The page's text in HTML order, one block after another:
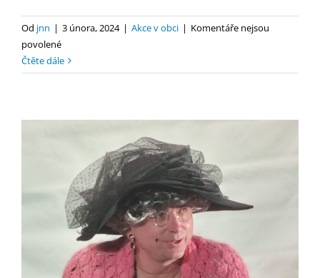
Od jnn | 3 února, 2024 | Akce v obci | Komentáře nejsou
povolenéu
textu
s
Čtěte dále